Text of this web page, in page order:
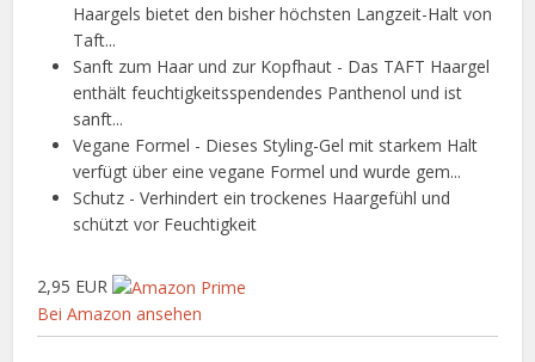
Haargels bietet den bisher höchsten Langzeit-Halt von
Taft...
Sanft zum Haar und zur Kopfhaut - Das TAFT Haargel
enthält feuchtigkeitsspendendes Panthenol und ist
sanft...
Vegane Formel - Dieses Styling-Gel mit starkem Halt
verfügt über eine vegane Formel und wurde gem...
Schutz - Verhindert ein trockenes Haargefühl und
schützt vor Feuchtigkeit
2,95 EUR
Bei Amazon ansehen